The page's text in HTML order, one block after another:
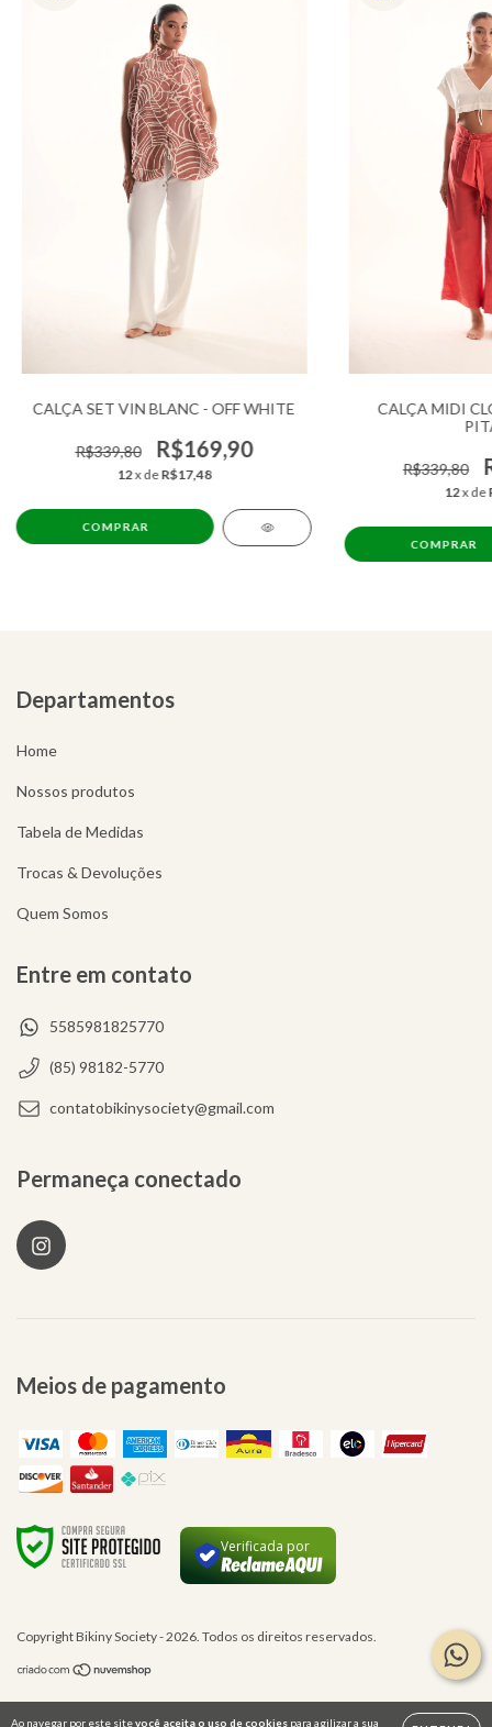
Ao navegar por este sitevocê aceita o uso de cookies para agilizar a sua
CALÇA SET VIN BLANC - OFF WHITE
R$339,80 R$169,90
12x deR$17,48
COMPRAR
CALÇA MIDI
R$339,80
12x de
COMPRAR
Departamentos
Home
Nossos produtos
Tabela de Medidas
Trocas & Devoluções
Quem Somos
Entre em contato
5585981825770
(85) 98182-5770
contatobikinysociety@gmail.com
Permaneça conectado
Meios de pagamento
Verificada por
Copyright Bikiny Society - 2026. Todos os direitos reservados.